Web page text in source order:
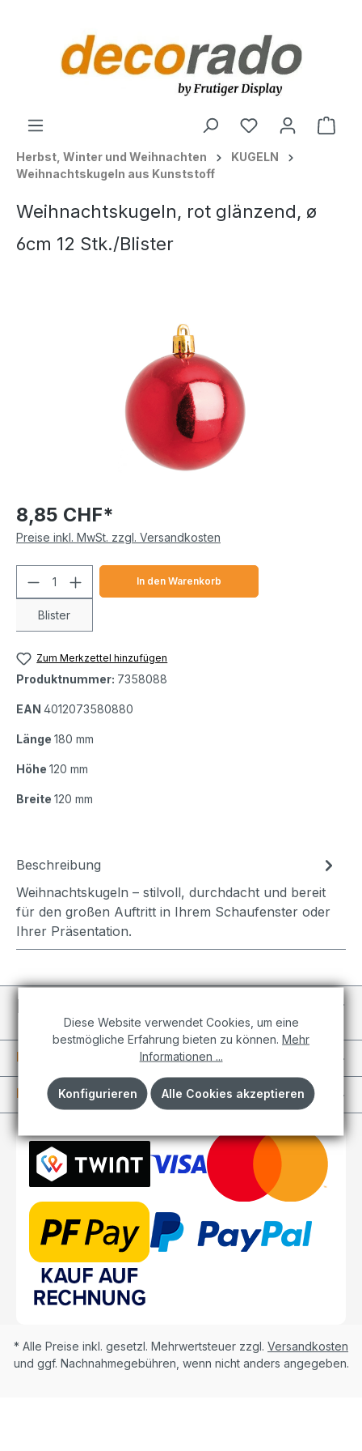
Herbst, Winter und Weihnachten
KUGELN
Weihnachtskugeln aus Kunststoff
Weihnachtskugeln, rot glänzend, ø
6cm 12 Stk./Blister
8,85 CHF*
Preise inkl. MwSt. zzgl. Versandkosten
Produkt Anzahl: Gib den
Blister
In den Warenkorb
Zum Merkzettel hinzufügen
Produktnummer: 7358088
EAN 4012073580880
Länge 180 mm
Höhe 120 mm
Breite 120 mm
Beschreibung
Weihnachtskugeln – stilvoll, durchdacht und bereit
für den großen Auftritt in Ihrem Schaufenster oder
Ihrer Präsentation.
Individuelle Projekte
Informationen
Kundenkonto
* Alle Preise inkl. gesetzl. Mehrwertsteuer zzgl. Versandkosten
und ggf. Nachnahmegebühren, wenn nicht anders angegeben.
Diese Website verwendet Cookies, um eine
bestmögliche Erfahrung bieten zu können. Mehr
Informationen ...
Konfigurieren Alle Cookies akzeptieren